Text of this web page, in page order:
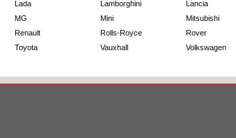
Lada Lamborghini Lancia
MG Mini Mitsubishi
Renault Rolls-Royce Rover
Toyota Vauxhall Volkswagen